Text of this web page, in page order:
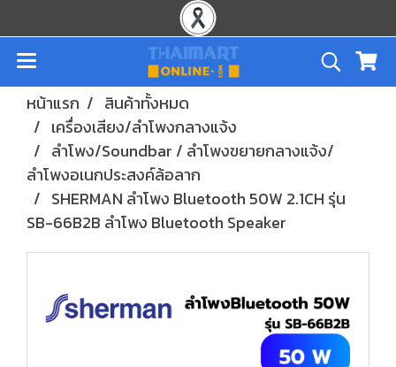
หน้าแรก
สินค้าทั้งหมด
เครื่องเสียง/ลำโพงกลางแจ้ง
ลำโพง/Soundbar / ลำโพงขยายกลางแจ้ง/
ลำโพงอเนกประสงค์ล้อลาก
SHERMAN ลำโพง Bluetooth 50W 2.1CH รุ่น
SB-66B2B ลำโพง Bluetooth Speaker